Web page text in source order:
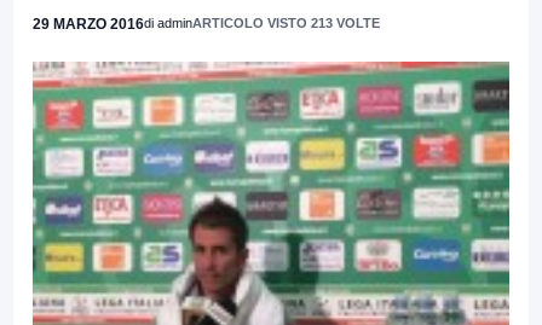
29 MARZO 2016di adminARTICOLO VISTO 213 VOLTE